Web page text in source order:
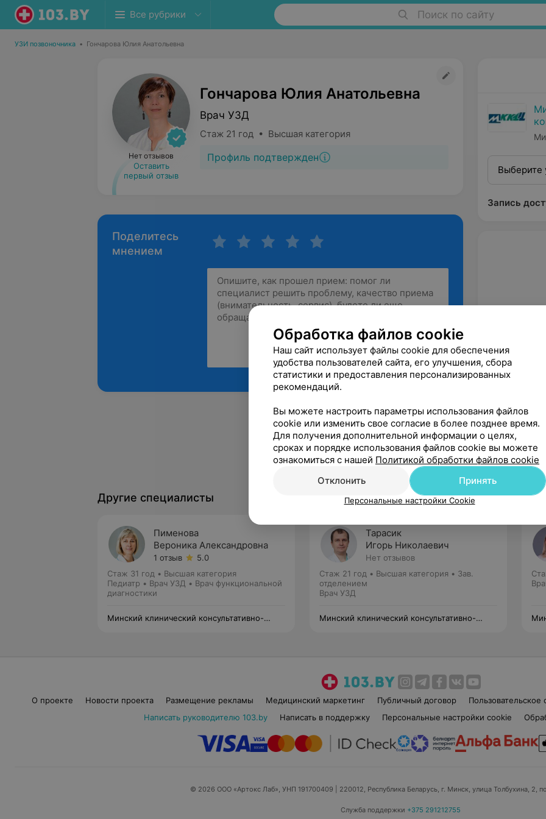
Все рубрики Поиск по сайту
УЗИ позвоночника • Гончарова Юлия Анатольевна
Нет отзывов
Оставить
первый отзыв
Гончарова Юлия Анатольевна
Врач УЗД
Стаж 21 год • Высшая категория
Профиль подтвержден
Поделитесь
мнением
Рекомендую
Выберите
Запись
Другие специалисты
Пименова
Вероника Александровна
1 отзыв
5.0
Стаж 31 год • Высшая категория
Педиатр • Врач УЗД • Врач функциональной
диагностики
Минский клинический консультативно-
Тарасик
Игорь Николаевич
Нет отзывов
Стаж 21 год • Высшая категория • Зав.
отделением
Врач УЗД
Минский клинический консультативно-
О проекте Новости проекта Размещение рекламы Медицинский маркетинг Публичный договор Пользовательское
Написать руководителю 103.by
Написать в поддержку Персональные настройки cookie
© 2026 ООО «Артокс Лаб», УНП 191700409 | 220012, Республика Беларусь, г. Минск, улица Толбухина, 2,
Служба поддержки +375 291212755
Обработка файлов cookie
Наш сайт использует файлы cookie для обеспечения
удобства пользователей сайта, его улучшения, сбора
статистики и предоставления персонализированных
рекомендаций.
Вы можете настроить параметры использования файлов
cookie или изменить свое согласие в более позднее время.
Для получения дополнительной информации о целях,
сроках и порядке использования файлов cookie вы можете
ознакомиться с нашей Политикой обработки файлов cookie
Отклонить
Принять
Персональные настройки Cookie